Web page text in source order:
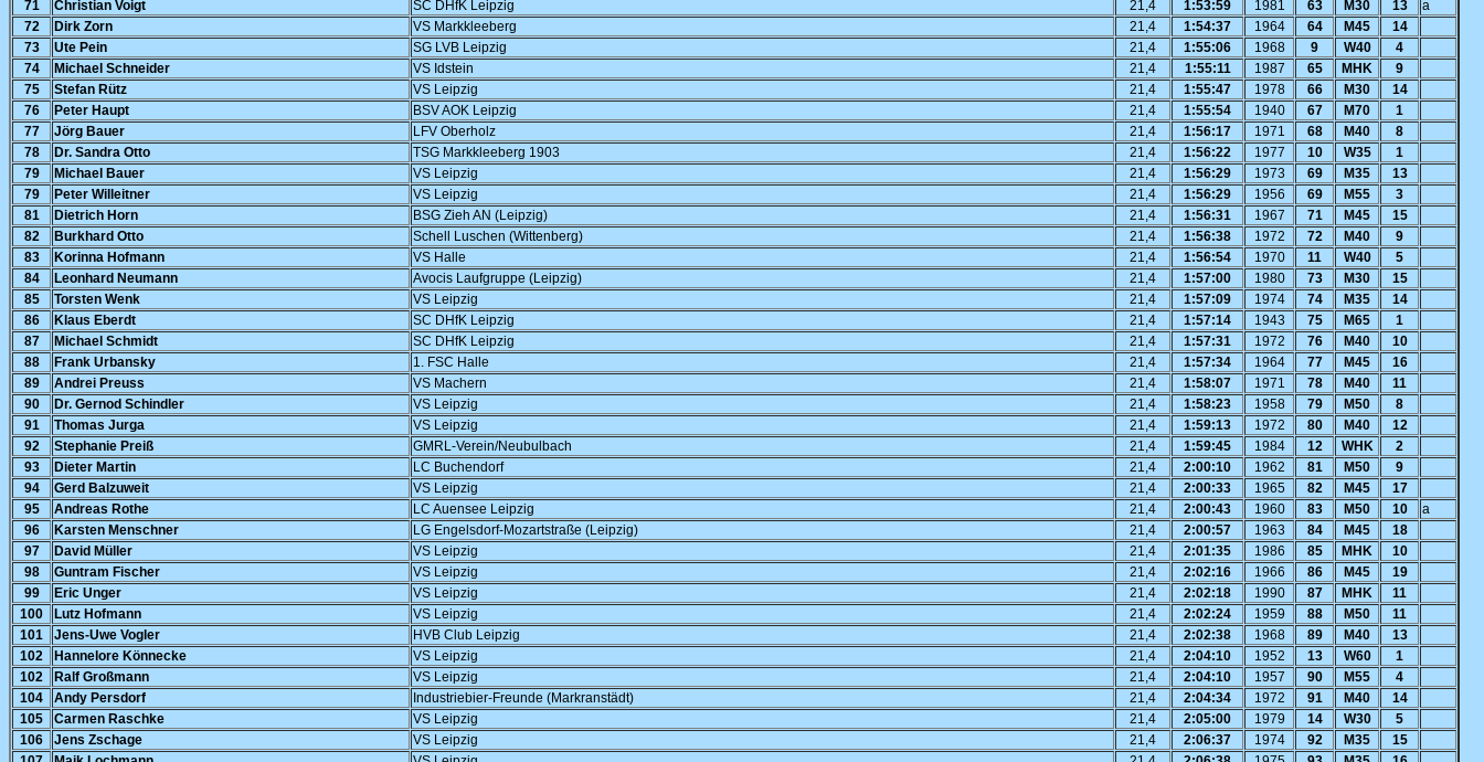
71
Christian Voigt SC DHfK Leipzig 21,4 1:53:59 1981 63 M30 13
a
72
Dirk Zorn VS Markkleeberg 21,4 1:54:37 1964 64 M45
14
73
Ute Pein SG LVB Leipzig 21,4 1:55:06 1968 9 W40
4
74
Michael Schneider VS Idstein 21,4 1:55:11 1987 65 MHK
9
75
Stefan Rütz VS Leipzig 21,4 1:55:47 1978 66 M30
14
76
Peter Haupt BSV AOK Leipzig 21,4 1:55:54 1940 67 M70
1
77
Jörg Bauer LFV Oberholz 21,4 1:56:17 1971 68 M40
8
78
Dr. Sandra Otto TSG Markkleeberg 1903 21,4 1:56:22 1977 10 W35
1
79
Michael Bauer VS Leipzig 21,4 1:56:29 1973 69 M35
13
79
Peter Willeitner VS Leipzig 21,4 1:56:29 1956 69 M55
3
81
Dietrich Horn BSG Zieh AN (Leipzig) 21,4 1:56:31 1967 71 M45
15
82
Burkhard Otto Schell Luschen (Wittenberg) 21,4 1:56:38 1972 72 M40
9
83
Korinna Hofmann VS Halle 21,4 1:56:54 1970 11 W40
5
84
Leonhard Neumann Avocis Laufgruppe (Leipzig) 21,4 1:57:00 1980 73 M30
15
85
Torsten Wenk VS Leipzig 21,4 1:57:09 1974 74 M35
14
86
Klaus Eberdt SC DHfK Leipzig 21,4 1:57:14 1943 75 M65
1
87
Michael Schmidt SC DHfK Leipzig 21,4 1:57:31 1972 76 M40
10
88
Frank Urbansky 1. FSC Halle 21,4 1:57:34 1964 77 M45
16
89
Andrei Preuss VS Machern 21,4 1:58:07 1971 78 M40
11
90
Dr. Gernod Schindler VS Leipzig 21,4 1:58:23 1958 79 M50
8
91
Thomas Jurga VS Leipzig 21,4 1:59:13 1972 80 M40
12
92
Stephanie Preiß GMRL-Verein/Neubulbach 21,4 1:59:45 1984 12 WHK
2
93
Dieter Martin LC Buchendorf 21,4 2:00:10 1962 81 M50
9
94
Gerd Balzuweit VS Leipzig 21,4 2:00:33 1965 82 M45
17
95
Andreas Rothe LC Auensee Leipzig 21,4 2:00:43 1960 83 M50 10
a
96
Karsten Menschner LG Engelsdorf-Mozartstraße (Leipzig) 21,4 2:00:57 1963 84 M45
18
97
David Müller VS Leipzig 21,4 2:01:35 1986 85 MHK
10
98
Guntram Fischer VS Leipzig 21,4 2:02:16 1966 86 M45
19
99
Eric Unger VS Leipzig 21,4 2:02:18 1990 87 MHK
11
100
Lutz Hofmann VS Leipzig 21,4 2:02:24 1959 88 M50
11
101
Jens-Uwe Vogler HVB Club Leipzig 21,4 2:02:38 1968 89 M40
13
102
Hannelore Könnecke VS Leipzig 21,4 2:04:10 1952 13 W60
1
102
Ralf Großmann VS Leipzig 21,4 2:04:10 1957 90 M55
4
104
Andy Persdorf Industriebier-Freunde (Markranstädt) 21,4 2:04:34 1972 91 M40
14
105
Carmen Raschke VS Leipzig 21,4 2:05:00 1979 14 W30
5
106
Jens Zschage VS Leipzig 21,4 2:06:37 1974 92 M35
15